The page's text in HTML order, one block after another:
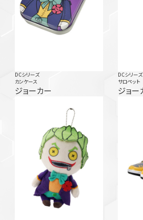
DCシリーズ
カンケース
ジョーカー
DCシリーズ
サロペット